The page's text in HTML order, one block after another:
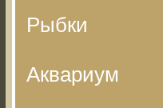
Рыбки
Аквариум